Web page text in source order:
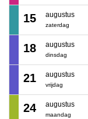
15 augustus
zaterdag
18 augustus
dinsdag
21 augustus
vrijdag
24 augustus
maandag